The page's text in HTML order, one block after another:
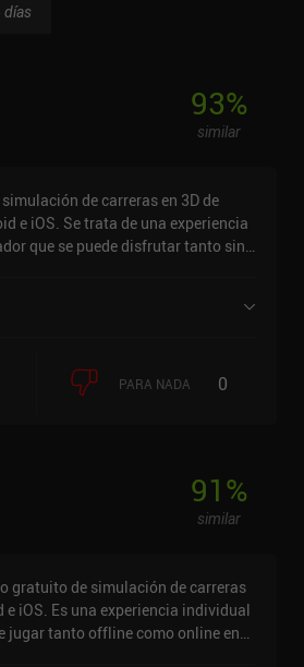
días
93%
similar
de carreras en 3D de
e iOS. Se trata de una experiencia
que se puede disfrutar tanto sin
y tiene actualmente una
PARA NADA 0
91%
similar
gratuito de simulación de carreras
iOS. Es una experiencia individual
jugar tanto offline como online en